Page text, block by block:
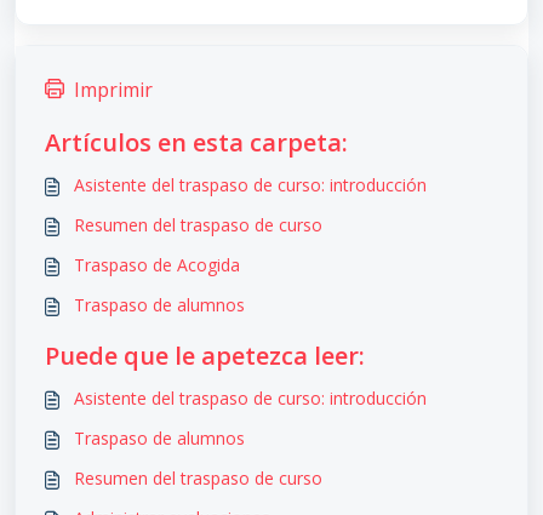
Imprimir
Artículos en esta carpeta:
Asistente del traspaso de curso: introducción
Resumen del traspaso de curso
Traspaso de Acogida
Traspaso de alumnos
Puede que le apetezca leer:
Asistente del traspaso de curso: introducción
Traspaso de alumnos
Resumen del traspaso de curso